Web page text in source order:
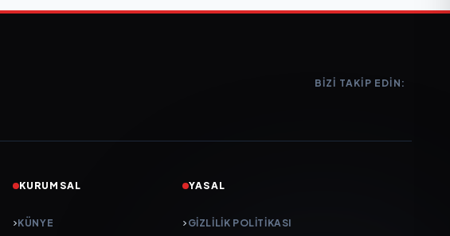
BIZI TAKIP EDIN:
KURUMSAL
KÜNYE
YASAL
GIZLILIK POLITIKASI